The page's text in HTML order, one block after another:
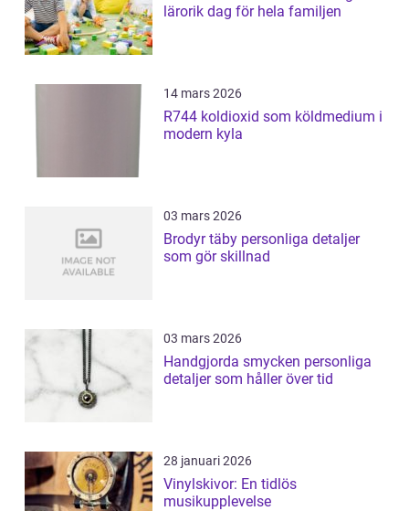
lärorik dag för hela familjen
14 mars 2026
R744 koldioxid som köldmedium i
modern kyla
03 mars 2026
Brodyr täby personliga detaljer
som gör skillnad
03 mars 2026
Handgjorda smycken personliga
detaljer som håller över tid
28 januari 2026
Vinylskivor: En tidlös
musikupplevelse